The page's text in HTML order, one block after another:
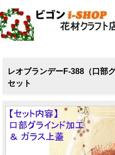
レオブランデーF-388（口部
セット